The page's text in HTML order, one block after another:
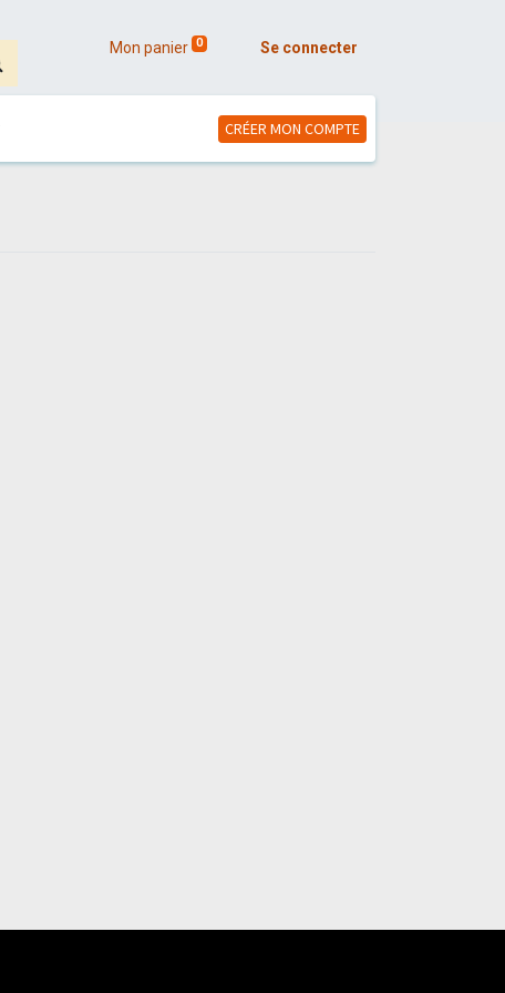
Mon panier 0 Se connecter
CRÉER MON COMPTE